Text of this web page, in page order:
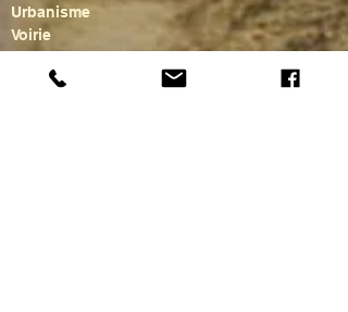
Urbanisme
Voirie
Sécurité publique et civile